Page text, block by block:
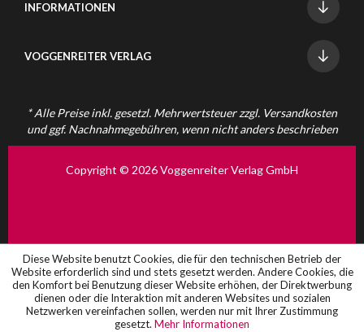
INFORMATIONEN
VOGGENREITER VERLAG
* Alle Preise inkl. gesetzl. Mehrwertsteuer zzgl. Versandkosten
und ggf. Nachnahmegebühren, wenn nicht anders beschrieben
Copyright © 2026 Voggenreiter Verlag GmbH
Diese Website benutzt Cookies, die für den technischen Betrieb der
Website erforderlich sind und stets gesetzt werden. Andere Cookies, die
den Komfort bei Benutzung dieser Website erhöhen, der Direktwerbung
dienen oder die Interaktion mit anderen Websites und sozialen
Netzwerken vereinfachen sollen, werden nur mit Ihrer Zustimmung
gesetzt. Mehr Informationen